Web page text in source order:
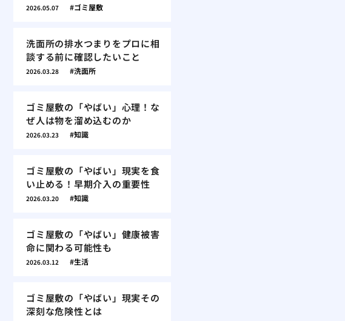
2026.05.07 ゴミ屋敷
洗面所の排水つまりをプロに相
談する前に確認したいこと
2026.03.28 洗面所
ゴミ屋敷の「やばい」心理！な
ぜ人は物を溜め込むのか
2026.03.23 知識
ゴミ屋敷の「やばい」現実を食
い止める！早期介入の重要性
2026.03.20 知識
ゴミ屋敷の「やばい」健康被害
命に関わる可能性も
2026.03.12 生活
ゴミ屋敷の「やばい」現実その
深刻な危険性とは